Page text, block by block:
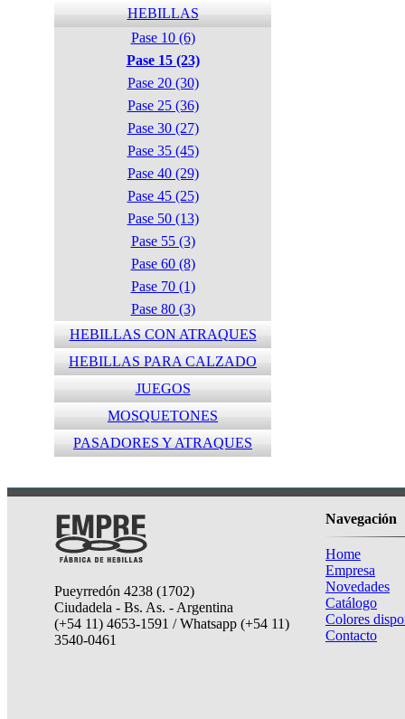
HEBILLAS
Pase 10 (6)
Pase 15 (23)
Pase 20 (30)
Pase 25 (36)
Pase 30 (27)
Pase 35 (45)
Pase 40 (29)
Pase 45 (25)
Pase 50 (13)
Pase 55 (3)
Pase 60 (8)
Pase 70 (1)
Pase 80 (3)
HEBILLAS CON ATRAQUES
HEBILLAS PARA CALZADO
JUEGOS
MOSQUETONES
PASADORES Y ATRAQUES
Pueyrredón 4238 (1702)
Ciudadela - Bs. As. - Argentina
(+54 11) 4653-1591 / Whatsapp (+54 11)
3540-0461
Navegación
Home
Empresa
Novedades
Catálogo
Colores
Contacto